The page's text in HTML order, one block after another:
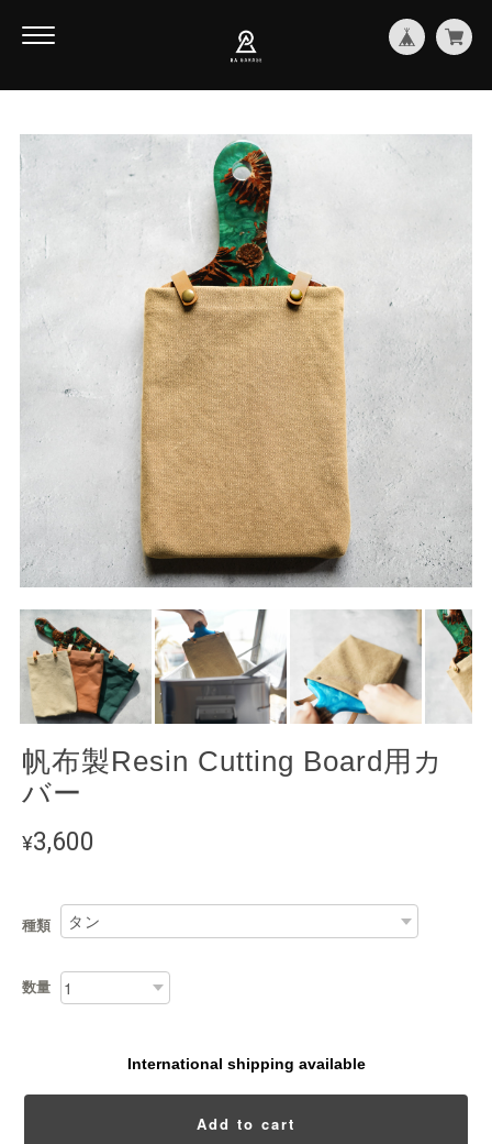
帆布製Resin Cutting Board用カ
バー
¥3,600
種類
数量
International shipping available
Add to cart